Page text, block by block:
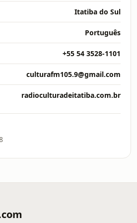
Itatiba do Sul
Português
+55 54 3528-1101
culturafm105.9@gmail.com
radioculturadeitatiba.com.br